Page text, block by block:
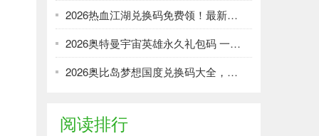
2026热血江湖兑换码免费领！最新礼包大全速取
2026奥特曼宇宙英雄永久礼包码 一键领取光暗资源
2026奥比岛梦想国度兑换码大全，免费领服饰家具！
阅读排行